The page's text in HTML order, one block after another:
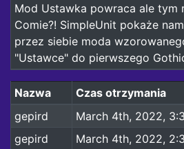
Mod Ustawka powraca ale tym
Comie?! SimpleUnit pokaże
przez siebie moda
"Ustawce" do pierwszego
Nazwa Czas otrzymania
gepird
March 4th, 2022,
gepird
March 4th, 2022,